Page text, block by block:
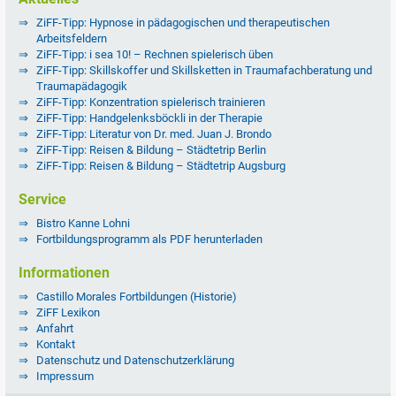
ZiFF-Tipp: Hypnose in pädagogischen und therapeutischen
Arbeitsfeldern
ZiFF-Tipp: i sea 10! – Rechnen spielerisch üben
ZiFF-Tipp: Skillskoffer und Skillsketten in Traumafachberatung und
Traumapädagogik
ZiFF-Tipp: Konzentration spielerisch trainieren
ZiFF-Tipp: Handgelenksböckli in der Therapie
ZiFF-Tipp: Literatur von Dr. med. Juan J. Brondo
ZiFF-Tipp: Reisen & Bildung – Städtetrip Berlin
ZiFF-Tipp: Reisen & Bildung – Städtetrip Augsburg
Service
Bistro Kanne Lohni
Fortbildungsprogramm als PDF herunterladen
Informationen
Castillo Morales Fortbildungen (Historie)
ZiFF Lexikon
Anfahrt
Kontakt
Datenschutz und Datenschutzerklärung
Impressum